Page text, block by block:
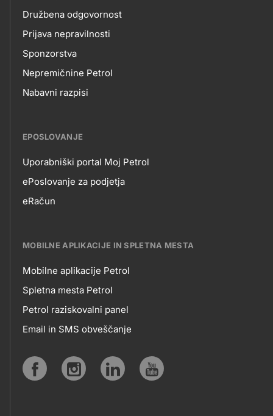
Družbena odgovornost
Prijava nepravilnosti
Sponzorstva
Nepremičnine Petrol
Nabavni razpisi
EPOSLOVANJE
EPOSLOVANJE
Uporabniški portal Moj Petrol
ePoslovanje za podjetja
eRačun
MOBILNE APLIKACIJE IN SPLETNA MESTA
MOBILNE
APLIKACIJE
SPLETNA
Mobilne aplikacije Petrol
Spletna mesta Petrol
Petrol raziskovalni panel
Email in SMS obveščanje